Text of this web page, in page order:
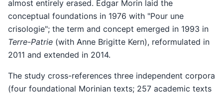
almost entirely erased. Edgar Morin laid the
conceptual foundations in 1976 with "Pour une
crisologie"; the term and concept emerged in 1993 in
Terre-Patrie (with Anne Brigitte Kern), reformulated in
2011 and extended in 2014.
The study cross-references three independent corpora
(four foundational Morinian texts; 257 academic texts